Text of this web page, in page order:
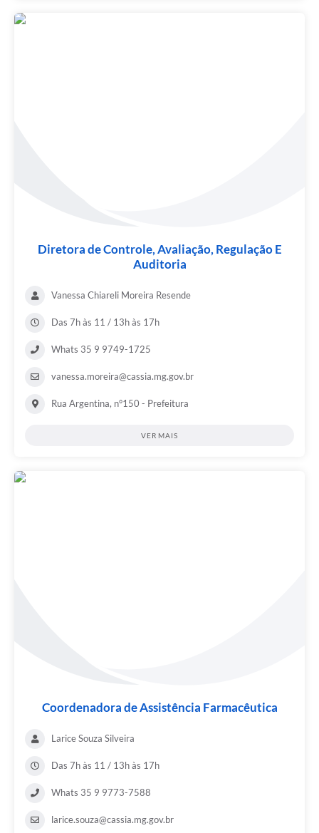
Diretora de Controle, Avaliação, Regulação E
Auditoria
Vanessa Chiareli Moreira Resende
Das 7h às 11 / 13h às 17h
Whats 35 9 9749-1725
vanessa.moreira@cassia.mg.gov.br
Rua Argentina, n°150 - Prefeitura
VER MAIS
Coordenadora de Assistência Farmacêutica
Larice Souza Silveira
Das 7h às 11 / 13h às 17h
Whats 35 9 9773-7588
larice.souza@cassia.mg.gov.br